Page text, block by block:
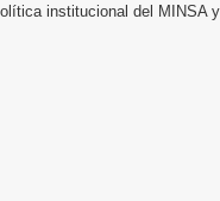
institucional del MINSA y